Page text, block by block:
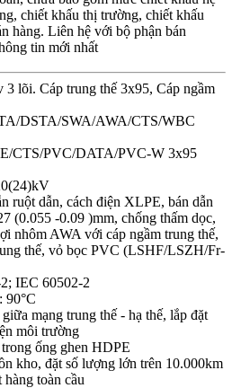
chiết khấu thị trường, chiết khấu
hàng. Liên hệ với bộ phận bán
tin mới nhất
3 lõi. Cáp trung thế 3x95, Cáp ngầm
DSTA/SWA/AWA/CTS/WBC
CTS/PVC/DATA/PVC-W 3x95
ruột dẫn, cách điện XLPE, bán dẫn
(0.055 -0.09 )mm, chống thấm dọc,
nhôm AWA với cáp ngầm trung thế,
thế, vỏ bọc PVC (LSHF/LSZH/Fr-
IEC 60502-2
90°C
mạng trung thế - hạ thế, lắp đặt
môi trường
ống ghen HDPE
kho, đặt số lượng lớn trên 10.000km
toàn cầu